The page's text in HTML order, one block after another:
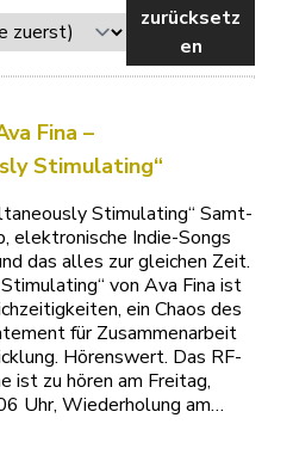
zurücksetz
en
Fina –
Stimulating“
Stimulating“ Samt-
elektronische Indie-Songs
das alles zur gleichen Zeit.
von Ava Fina ist
ein Chaos des
für Zusammenarbeit
Hörenswert. Das RF-
ist zu hören am Freitag,
Uhr, Wiederholung am…